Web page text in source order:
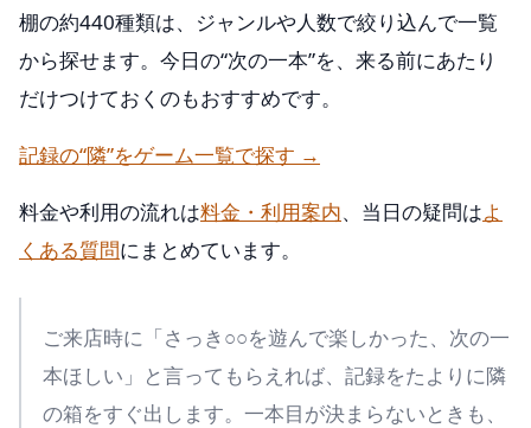
棚の約440種類は、ジャンルや人数で絞り込んで一覧
から探せます。今日の“次の一本”を、来る前にあたり
だけつけておくのもおすすめです。
記録の“隣”をゲーム一覧で探す →
料金や利用の流れは料金・利用案内、当日の疑問はよ
くある質問にまとめています。
ご来店時に「さっき○○を遊んで楽しかった、次の一
本ほしい」と言ってもらえれば、記録をたよりに隣
の箱をすぐ出します。一本目が決まらないときも、